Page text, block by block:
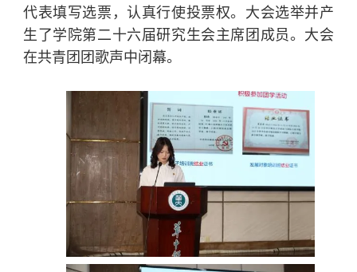
代表填写选票，认真行使投票权。大会选举并产
生了学院第二十六届研究生会主席团成员。大会
在共青团团歌声中闭幕。